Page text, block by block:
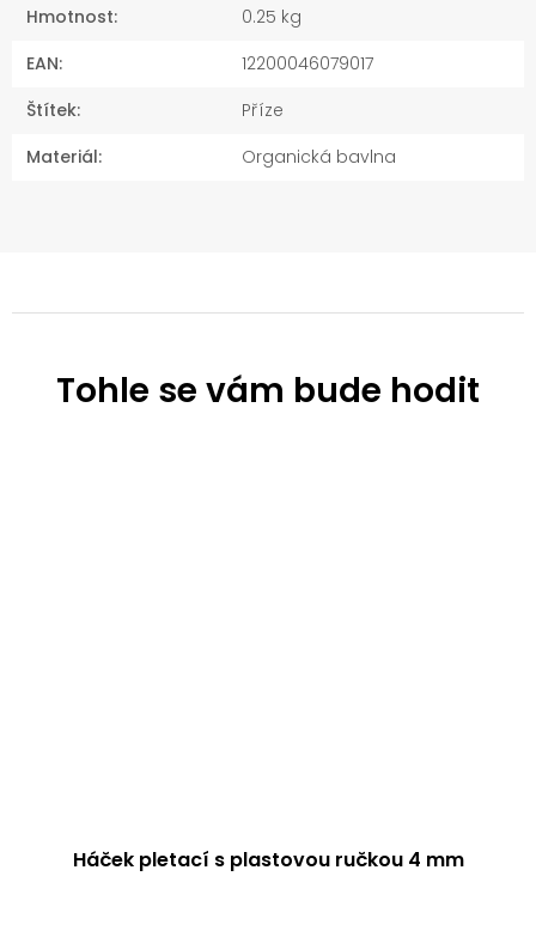
Háček pletací s plastovou ručkou 4 mm
Hmotnost:
0.25 kg
EAN:
12200046079017
Štítek:
Příze
Materiál: Organická bavlna